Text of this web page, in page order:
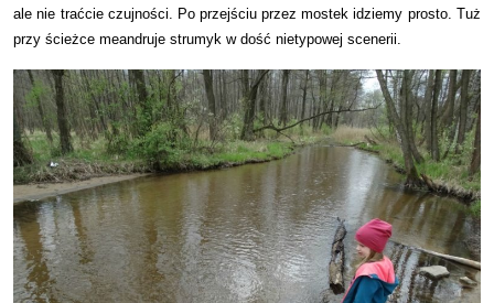
ale nie traćcie czujności. Po przejściu przez mostek idziemy prosto. Tuż
przy ścieżce meandruje strumyk w dość nietypowej scenerii.